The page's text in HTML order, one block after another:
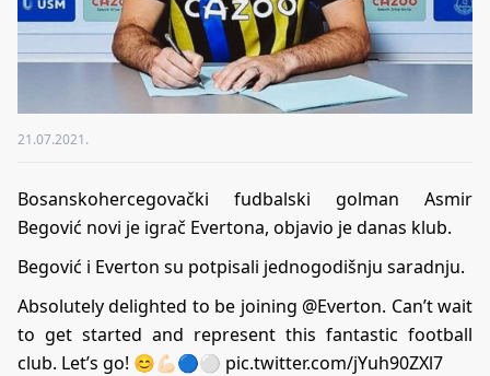
21.07.2021.
Bosanskohercegovački fudbalski golman Asmir
Begović novi je igrač Evertona, objavio je danas klub.
Begović i Everton su potpisali jednogodišnju saradnju.
Absolutely delighted to be joining @Everton. Can’t wait
to get started and represent this fantastic football
club. Let’s go! 😊💪🏻🔵⚪️ pic.twitter.com/jYuh90ZXl7